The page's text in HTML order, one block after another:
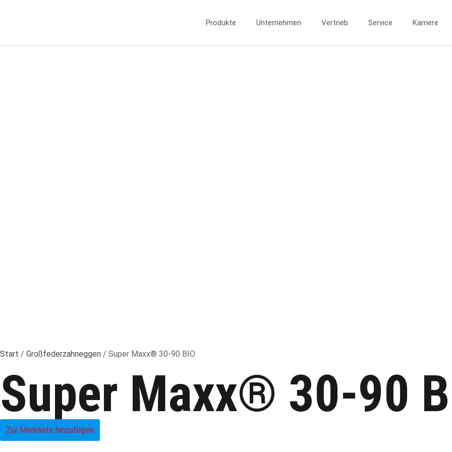
Produkte Unternehmen Vertrieb Service Karriere
Start / Großfederzahneggen / Super Maxx® 30-90 BIO
Super Maxx® 30-90
Zur Merkliste hinzufügen